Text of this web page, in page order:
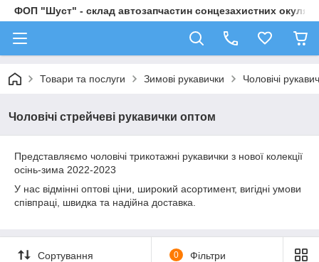
ФОП "Шуст" - склад автозапчастин сонцезахистних
Товари та послуги Зимові рукавички Чоловічі
Чоловічі стрейчеві рукавички оптом
Представляємо чоловічі трикотажні рукавички з нової колекції
осінь-зима 2022-2023
У нас відмінні оптові ціни, широкий асортимент, вигідні умови
співпраці, швидка та надійна доставка.
Сортування 0 Фільтри